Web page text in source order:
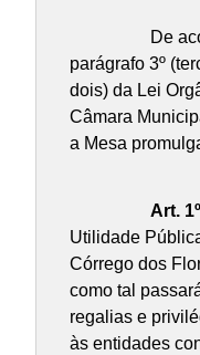
De
parágrafo 3º
dois) da Lei
Câmara
a Mesa
Art.
Utilidade
Córrego dos
como tal
regalias e
às entidades